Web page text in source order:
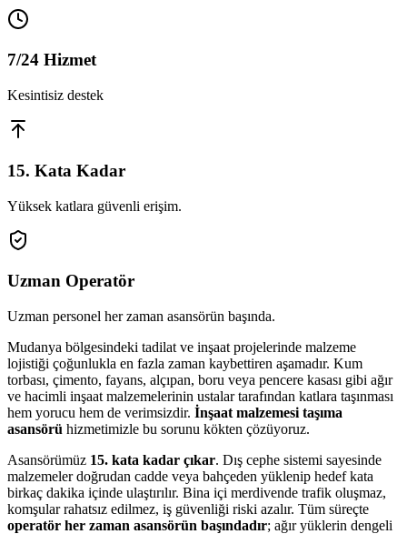
7/24 Hizmet
Kesintisiz destek
15. Kata Kadar
Yüksek katlara güvenli erişim.
Uzman Operatör
Uzman personel her zaman asansörün başında.
Mudanya bölgesindeki tadilat ve inşaat projelerinde malzeme
lojistiği çoğunlukla en fazla zaman kaybettiren aşamadır. Kum
torbası, çimento, fayans, alçıpan, boru veya pencere kasası gibi ağır
ve hacimli inşaat malzemelerinin ustalar tarafından katlara taşınması
hem yorucu hem de verimsizdir. İnşaat malzemesi taşıma
asansörü hizmetimizle bu sorunu kökten çözüyoruz.
Asansörümüz 15. kata kadar çıkar. Dış cephe sistemi sayesinde
malzemeler doğrudan cadde veya bahçeden yüklenip hedef kata
birkaç dakika içinde ulaştırılır. Bina içi merdivende trafik oluşmaz,
komşular rahatsız edilmez, iş güvenliği riski azalır. Tüm süreçte
operatör her zaman asansörün başındadır; ağır yüklerin dengeli